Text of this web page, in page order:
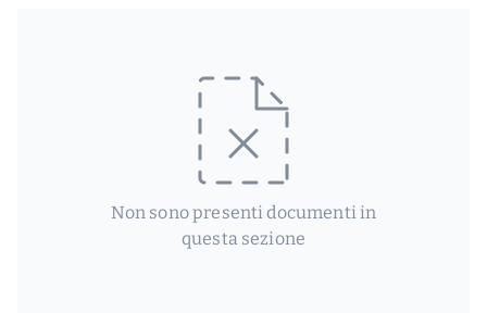
Non sono presenti documenti in
questa sezione